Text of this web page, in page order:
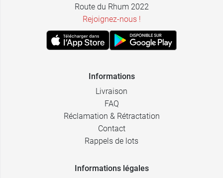
Route du Rhum 2022
Rejoignez-nous !
Informations
Livraison
FAQ
Réclamation & Rétractation
Contact
Rappels de lots
Informations légales